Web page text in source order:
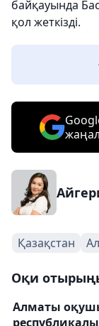
байқауында
қол жеткізді.
Қазақстан
Оқи
Алматы